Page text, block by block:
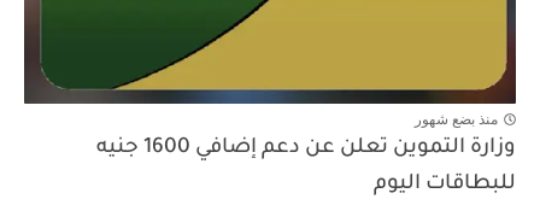
منذ بضع شهور
وزارة التموين تعلن عن دعم إضافي 1600 جنيه
للبطاقات اليوم